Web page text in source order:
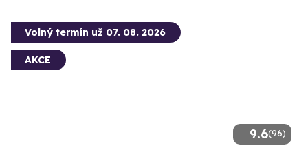
9.6(96)
Volný termín už 07. 08. 2026
AKCE